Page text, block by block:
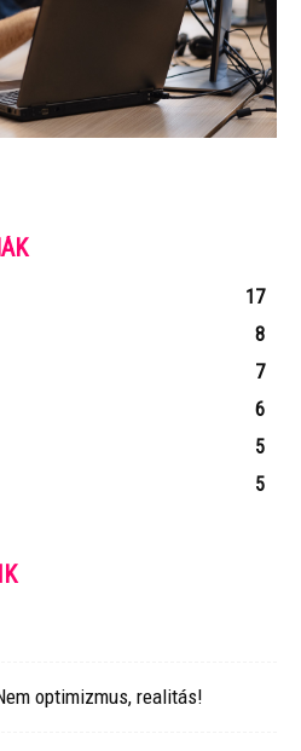
17
8
7
6
5
5
optimizmus, realitás!